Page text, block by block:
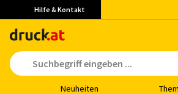
Hilfe & Kontakt
Neu­hei­ten